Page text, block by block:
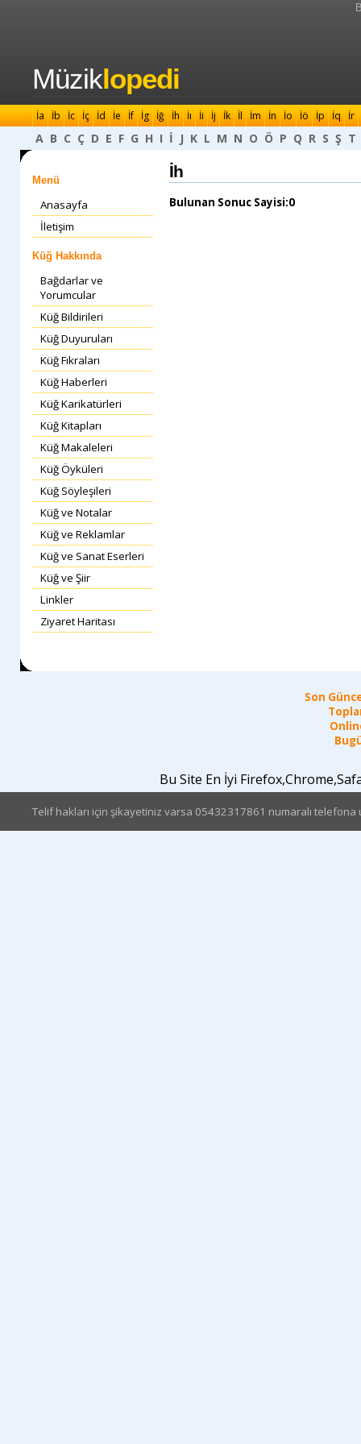
Müziklopedi
İa İb İc İç İd İe İf İg İğ İh İı İi İj İk İl İm İn İo İö İp İq İr
A B C Ç D E F G H I İ J K L M N O Ö P Q R S Ş T
Menü
Anasayfa
İletişim
Küğ Hakkında
Bağdarlar ve
Yorumcular
Küğ Bildirileri
Küğ Duyuruları
Küğ Fıkraları
Küğ Haberleri
Küğ Karikatürleri
Küğ Kitapları
Küğ Makaleleri
Küğ Öyküleri
Küğ Söyleşileri
Küğ ve Notalar
Küğ ve Reklamlar
Küğ ve Sanat Eserleri
Küğ ve Şiir
Linkler
Ziyaret Haritası
İh
Bulunan Sonuc Sayisi:0
Son
Bu Site En İyi
Telif hakları için şikayetiniz varsa 05432317861 numaralı telefona